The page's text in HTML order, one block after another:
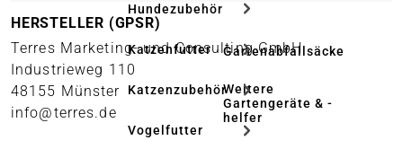
Hundezubehör
Katzenfutter
Katzenzubehör
Vogelfutter
Gartenabfallsäcke
Weitere
Gartengeräte & -
helfer
HERSTELLER (GPSR)
Terres Marketing- und Consulting GmbH
Industrieweg 110
48155 Münster
info@terres.de